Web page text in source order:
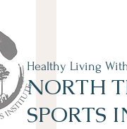
Healthy Living
NORTH
SPORTS